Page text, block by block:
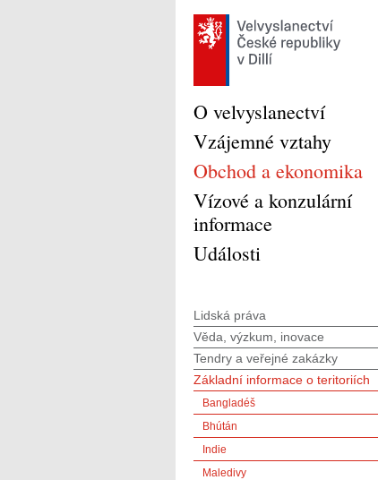
O velvyslanectví
Vzájemné vztahy
Obchod a ekonomika
Vízové a konzulární
informace
Události
Lidská práva
Věda, výzkum, inovace
Tendry a veřejné zakázky
Základní informace o teritoriích
Bangladéš
Bhútán
Indie
Maledivy